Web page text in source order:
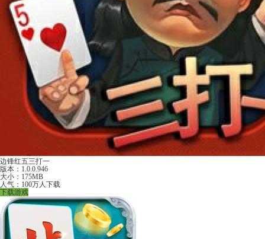
边锋红五三打一
版本：1.0.0.946
大小：175MB
人气：100万人下载
下载游戏